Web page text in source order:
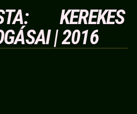
KEREKES
| 2016